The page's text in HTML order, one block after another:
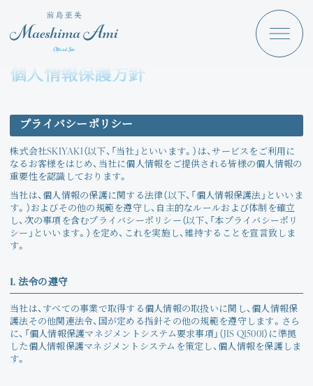
Maeshima Ami Discography
News
Schedule
Profile
Store
Angraecum
Join
個人情報保護方針
プライバシーポリシー
株式会社SKIYAKI（以下、「当社」といいます。）は、サービスをご利用に
なるお客様をはじめ、当社に個人情報をご提供される皆様の個人情報の
重要性を認識しております。
当社は、個人情報の保護に関する法律（以下、「個人情報保護法」といいま
す。）およびその他の規範を遵守し、自主的なルールおよび体制を確立
し、次の事項を含むプライバシーポリシー（以下、「本プライバシーポリ
シー」といいます。）を定め、これを実施し、維持することを宣言致しま
す。
1. 法令の遵守
当社は、すべての事業で取得する個人情報の取扱いに関し、個人情報保
護法その他関連法令、国が定める指針その他の規範を遵守します。さら
に、「個人情報保護マネジメントシステム要求事項」（JIS Q15001）に準拠
した個人情報保護マネジメントシステムを策定し、個人情報を保護しま
す。